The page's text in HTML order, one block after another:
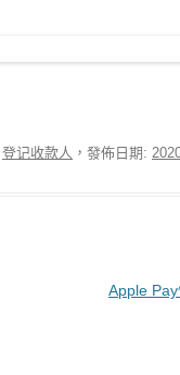
登记收款人 ，發佈日期:
Apple